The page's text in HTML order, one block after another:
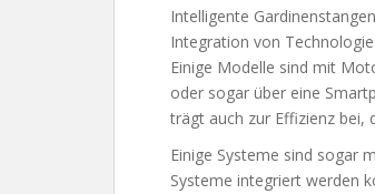
Intelligente
Integration von
Einige Modelle sind mit
oder sogar über eine
trägt auch zur Effizienz bei,
Einige Systeme sind sogar
Systeme integriert werden